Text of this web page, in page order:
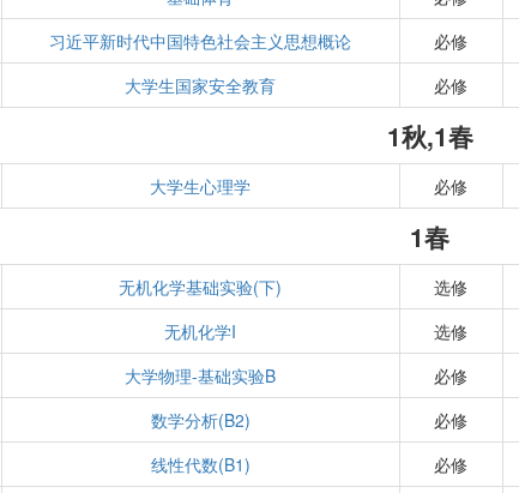
习近平新时代中国特色社会主义思想概论 必修
大学生国家安全教育 必修
1秋,1春
大学生心理学 必修
1春
无机化学基础实验(下) 选修
无机化学I 选修
大学物理-基础实验B 必修
数学分析(B2) 必修
线性代数(B1) 必修